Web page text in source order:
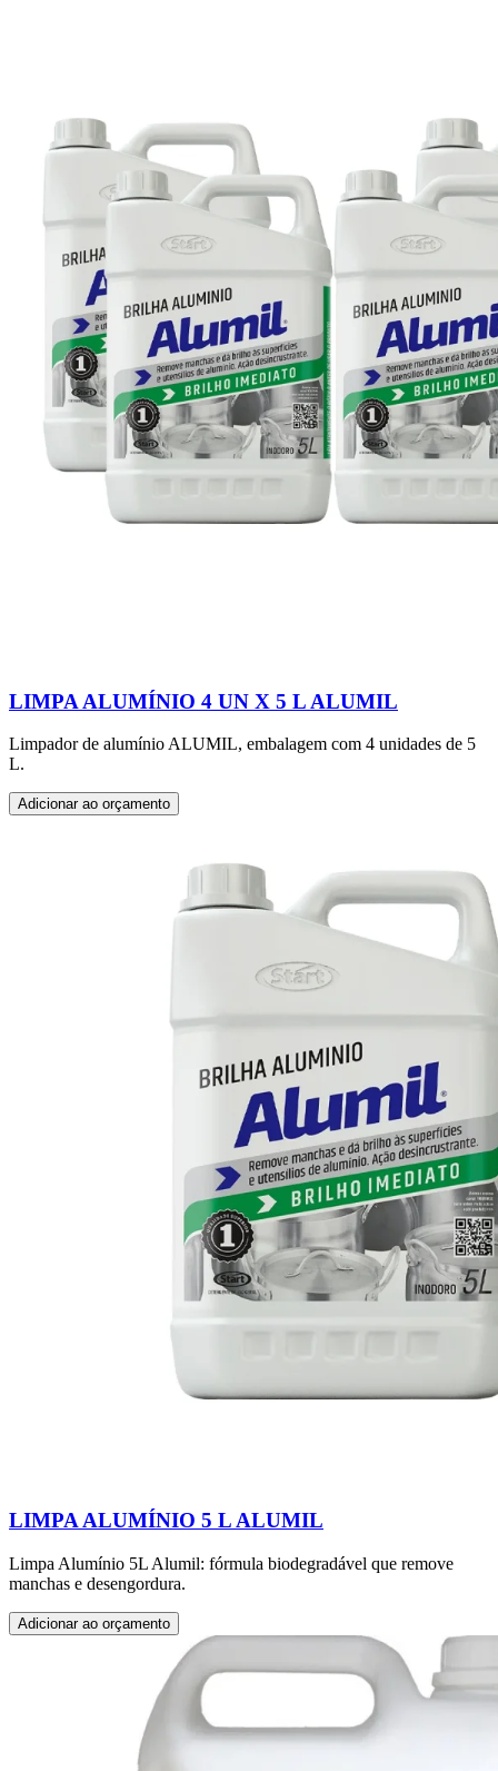
LIMPA ALUMÍNIO 4 UN X 5 L ALUMIL
Limpador de alumínio ALUMIL, embalagem com 4 unidades de 5
L.
Adicionar ao orçamento
LIMPA ALUMÍNIO 5 L ALUMIL
Limpa Alumínio 5L Alumil: fórmula biodegradável que remove
manchas e desengordura.
Adicionar ao orçamento